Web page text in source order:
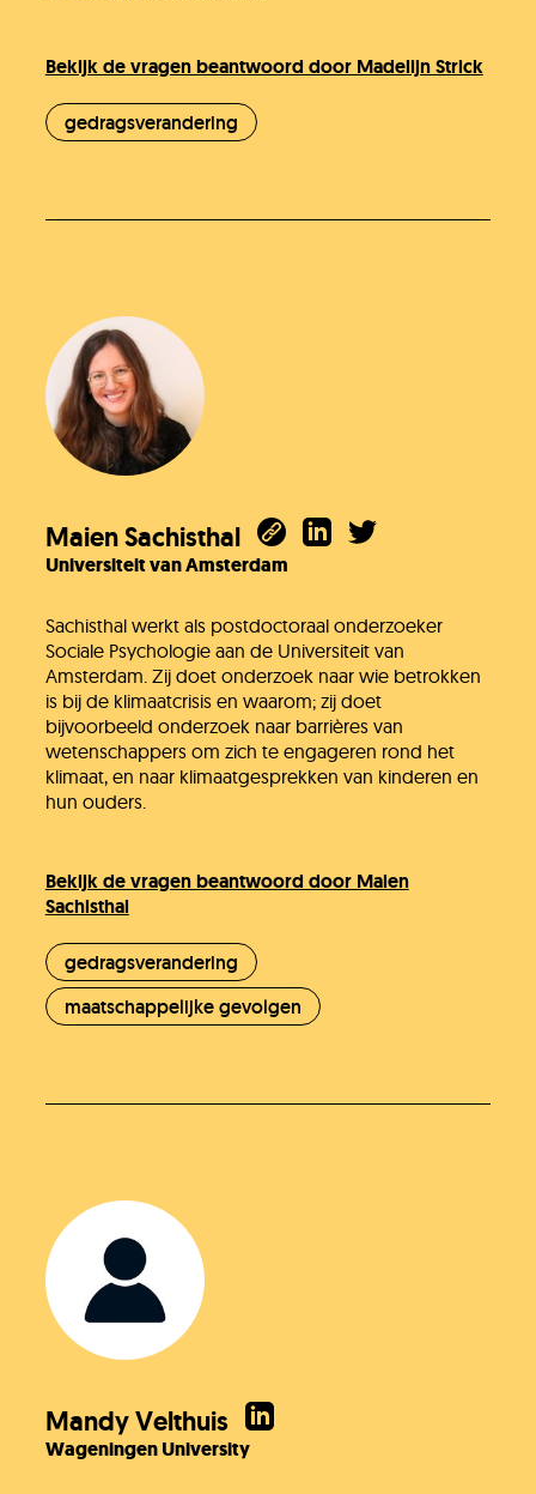
Bekijk de vragen beantwoord door Madelijn Strick
gedragsverandering
Maien Sachisthal
Universiteit van Amsterdam
Sachisthal werkt als postdoctoraal onderzoeker
Sociale Psychologie aan de Universiteit van
Amsterdam. Zij doet onderzoek naar wie betrokken
is bij de klimaatcrisis en waarom; zij doet
bijvoorbeeld onderzoek naar barrières van
wetenschappers om zich te engageren rond het
klimaat, en naar klimaatgesprekken van kinderen en
hun ouders.
Bekijk de vragen beantwoord door Maien
Sachisthal
gedragsverandering
maatschappelijke gevolgen
Mandy Velthuis
Wageningen University